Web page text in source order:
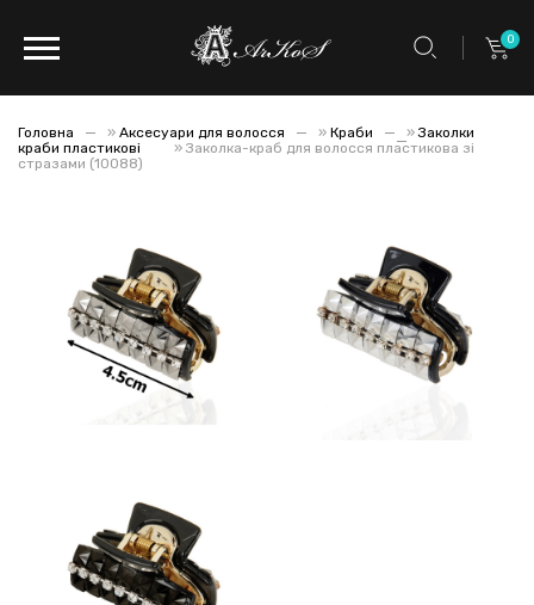
0
Головна » Аксесуари для волосся » Краби »Заколки
краби пластикові
» Заколка-краб для волосся пластикова зі
стразами (10088)